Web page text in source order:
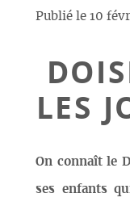
Publié le 10
LES
On connaît le
ses enfants